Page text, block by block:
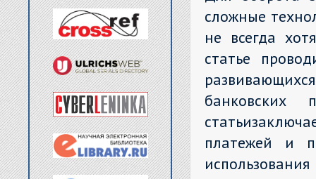
сложные
не всегда
статье
банковских
платежей и